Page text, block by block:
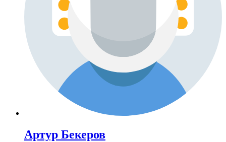
Артур Бекеров